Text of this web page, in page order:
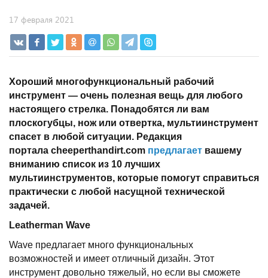
17 февраля 2021
Хороший многофункциональный рабочий
инструмент — очень полезная вещь для любого
настоящего стрелка. Понадобятся ли вам
плоскогубцы, нож или отвертка, мультиинструмент
спасет в любой ситуации. Редакция
портала cheeperthandirt.com предлагает вашему
вниманию список из 10 лучших
мультиинструментов, которые помогут справиться
практически с любой насущной технической
задачей.
Leatherman Wave
Wave предлагает много функциональных
возможностей и имеет отличный дизайн. Этот
инструмент довольно тяжелый, но если вы сможете